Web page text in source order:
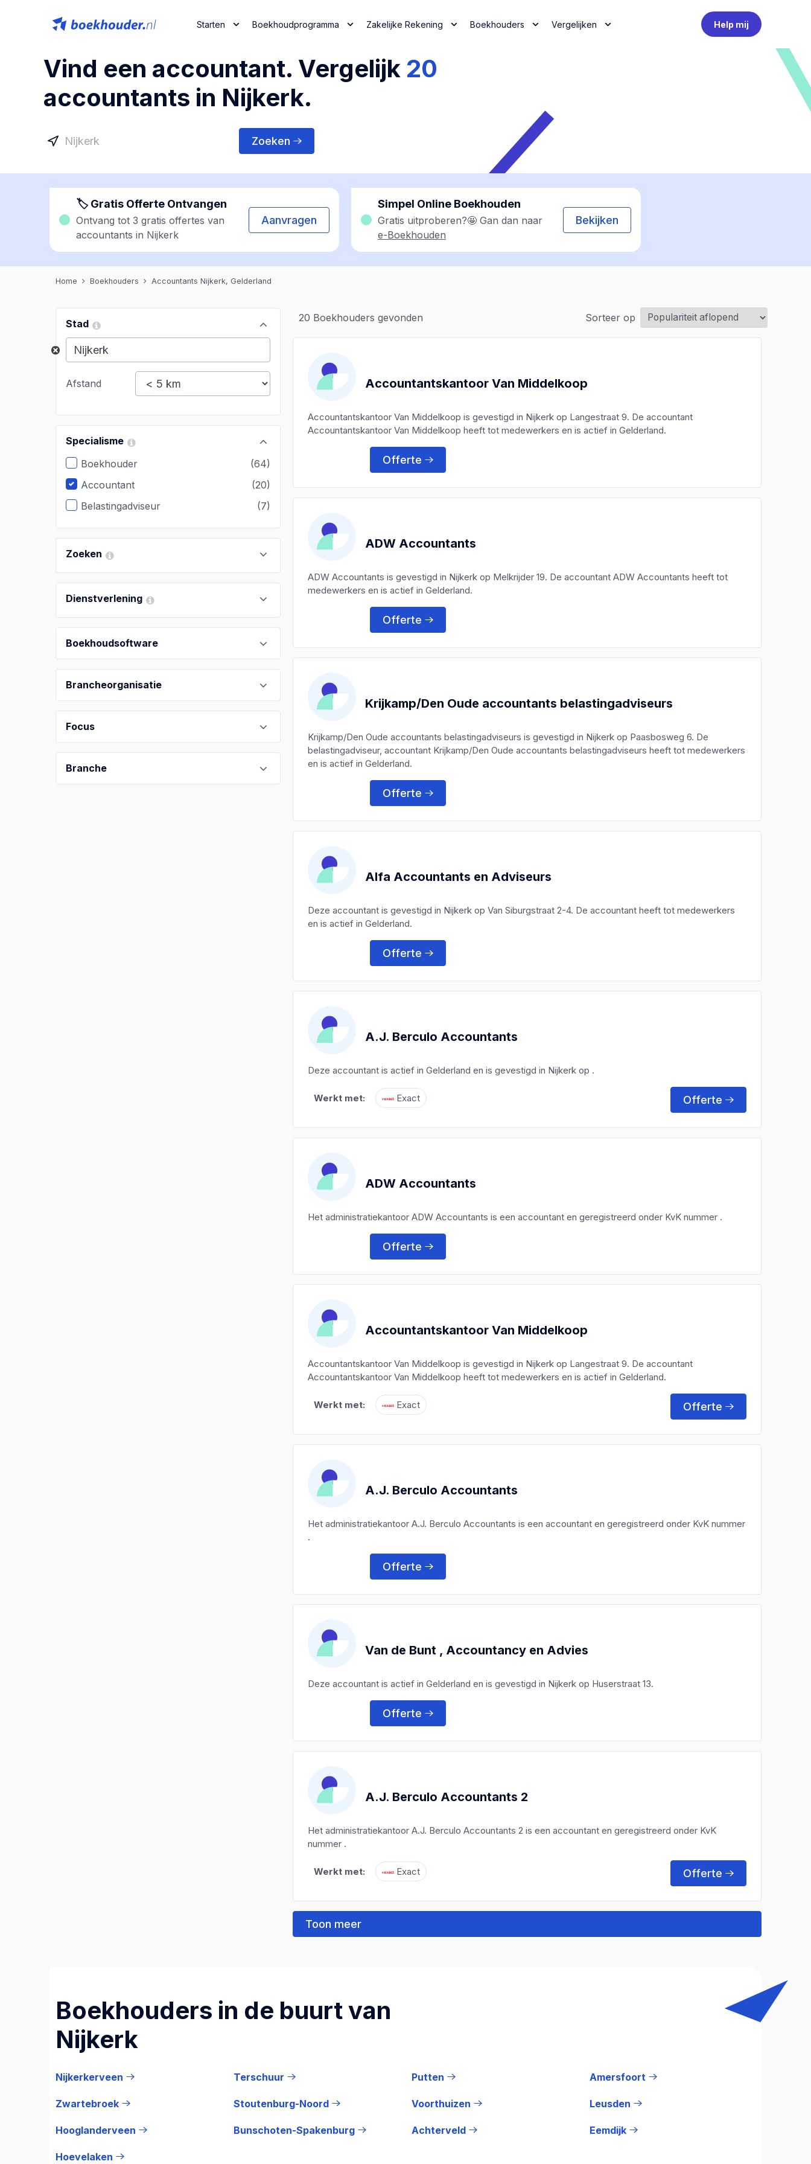
Starten Boekhoudprogramma Zakelijke Rekening Boekhouders Vergelijken Help mij
Vind een accountant. Vergelijk 20
accountants in Nijkerk.
Zoeken
🏷 Gratis Offerte Ontvangen
Ontvang tot 3 gratis offertes van
accountants in Nijkerk
Aanvragen
Simpel Online Boekhouden
Gratis uitproberen?🤩 Gan dan naar
e-Boekhouden
Bekijken
Home Boekhouders Accountants Nijkerk, Gelderland
Stad
Afstand
Specialisme
Boekhouder
(64)
Accountant
(20)
Belastingadviseur
(7)
Zoeken
Dienstverlening
Boekhoudsoftware
Brancheorganisatie
Focus
Branche
20 Boekhouders gevonden Sorteer op
Accountantskantoor Van Middelkoop
Accountantskantoor Van Middelkoop is gevestigd in Nijkerk op Langestraat 9. De accountant
Accountantskantoor Van Middelkoop heeft tot medewerkers en is actief in Gelderland.
Offerte
ADW Accountants
ADW Accountants is gevestigd in Nijkerk op Melkrijder 19. De accountant ADW Accountants heeft tot
medewerkers en is actief in Gelderland.
Offerte
Krijkamp/Den Oude accountants belastingadviseurs
Krijkamp/Den Oude accountants belastingadviseurs is gevestigd in Nijkerk op Paasbosweg 6. De
belastingadviseur, accountant Krijkamp/Den Oude accountants belastingadviseurs heeft tot medewerkers
en is actief in Gelderland.
Offerte
Alfa Accountants en Adviseurs
Deze accountant is gevestigd in Nijkerk op Van Siburgstraat 2-4. De accountant heeft tot medewerkers
en is actief in Gelderland.
Offerte
A.J. Berculo Accountants
Deze accountant is actief in Gelderland en is gevestigd in Nijkerk op .
Werkt met: Exact Offerte
ADW Accountants
Het administratiekantoor ADW Accountants is een accountant en geregistreerd onder KvK nummer .
Offerte
Accountantskantoor Van Middelkoop
Accountantskantoor Van Middelkoop is gevestigd in Nijkerk op Langestraat 9. De accountant
Accountantskantoor Van Middelkoop heeft tot medewerkers en is actief in Gelderland.
Werkt met: Exact Offerte
A.J. Berculo Accountants
Het administratiekantoor A.J. Berculo Accountants is een accountant en geregistreerd onder KvK nummer
.
Offerte
Van de Bunt , Accountancy en Advies
Deze accountant is actief in Gelderland en is gevestigd in Nijkerk op Huserstraat 13.
Offerte
A.J. Berculo Accountants 2
Het administratiekantoor A.J. Berculo Accountants 2 is een accountant en geregistreerd onder KvK
nummer .
Werkt met: Exact Offerte
Toon meer
Boekhouders in de buurt van
Nijkerk
Nijkerkerveen
Zwartebroek
Hooglanderveen
Hoevelaken
Terschuur
Stoutenburg-Noord
Bunschoten-Spakenburg
Putten
Voorthuizen
Achterveld
Amersfoort
Leusden
Eemdijk